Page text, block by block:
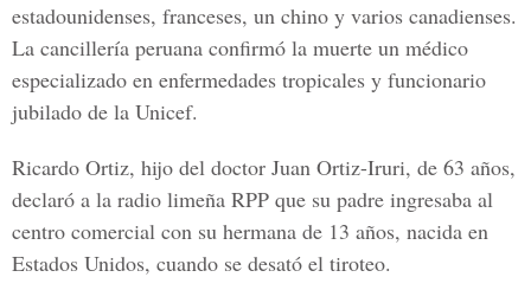
estadounidenses, franceses, un chino y varios canadienses.
La cancillería peruana confirmó la muerte un médico
especializado en enfermedades tropicales y funcionario
jubilado de la Unicef.
Ricardo Ortiz, hijo del doctor Juan Ortiz-Iruri, de 63 años,
declaró a la radio limeña RPP que su padre ingresaba al
centro comercial con su hermana de 13 años, nacida en
Estados Unidos, cuando se desató el tiroteo.